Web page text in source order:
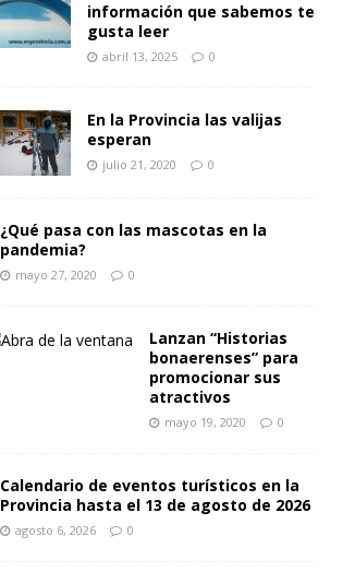
información que sabemos te
gusta leer
abril 13, 2025 0
En la Provincia las valijas
esperan
julio 21, 2020 0
¿Qué pasa con las mascotas en la
pandemia?
mayo 27, 2020 0
Lanzan “Historias
bonaerenses” para
promocionar sus
atractivos
mayo 19, 2020 0
Calendario de eventos turísticos en la
Provincia hasta el 13 de agosto de 2026
agosto 6, 2026 0